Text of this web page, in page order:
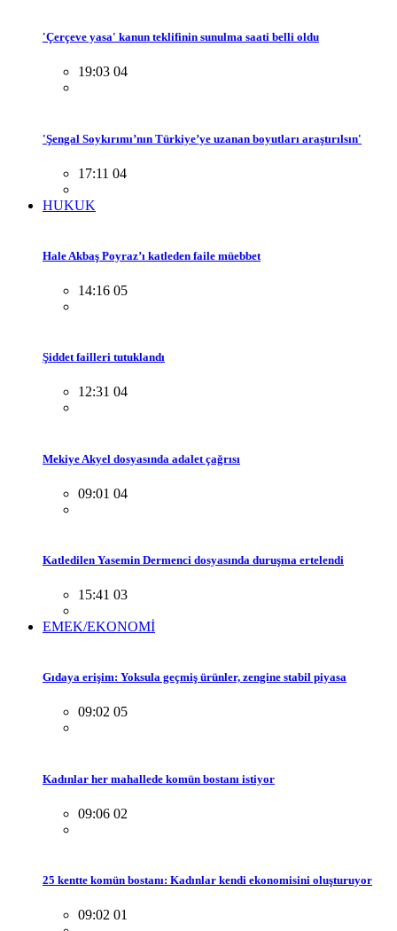
'Çerçeve yasa' kanun teklifinin sunulma saati belli oldu
19:03 04
'Şengal Soykırımı’nın Türkiye’ye uzanan boyutları araştırılsın'
17:11 04
HUKUK
Hale Akbaş Poyraz’ı katleden faile müebbet
14:16 05
Şiddet failleri tutuklandı
12:31 04
Mekiye Akyel dosyasında adalet çağrısı
09:01 04
Katledilen Yasemin Dermenci dosyasında duruşma ertelendi
15:41 03
EMEK/EKONOMİ
Gıdaya erişim: Yoksula geçmiş ürünler, zengine stabil piyasa
09:02 05
Kadınlar her mahallede komün bostanı istiyor
09:06 02
25 kentte komün bostanı: Kadınlar kendi ekonomisini oluşturuyor
09:02 01